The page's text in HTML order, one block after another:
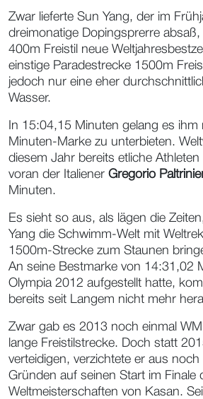
Zwar lieferte Sun Yang, der im
dreimonatige Dopingsprerre
400m Freistil neue
einstige Paradestrecke 1500m
jedoch nur eine eher
Wasser.
In 15:04,15 Minuten gelang es ihm
Minuten-Marke zu unterbieten.
diesem Jahr bereits etliche Athleten
voran der Italiener Gregorio
Minuten.
Es sieht so aus, als lägen die
Yang die Schwimm-Welt mit
1500m-Strecke zum Staunen
An seine Bestmarke von 14:31,02
Olympia 2012 aufgestellt hatte,
bereits seit Langem nicht mehr
Zwar gab es 2013 noch einmal
lange Freistilstrecke. Doch statt
verteidigen, verzichtete er aus
Gründen auf seinen Start im Finale
Weltmeisterschaften von Kasan.